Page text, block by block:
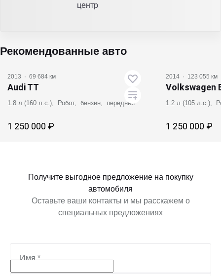
центр
Рекомендованные авто
2013 · 69 684 км
Audi TT
1.8 л (160 л.с.), Робот, бензин, передний
1 250 000 ₽
2014 · 123 055 км
Volkswagen
1.2 л (105 л.с.),
1 250 000 ₽
Получите выгодное предложение на покупку
автомобиля
Оставьте ваши контакты и мы расскажем о
специальных предложениях
Имя*